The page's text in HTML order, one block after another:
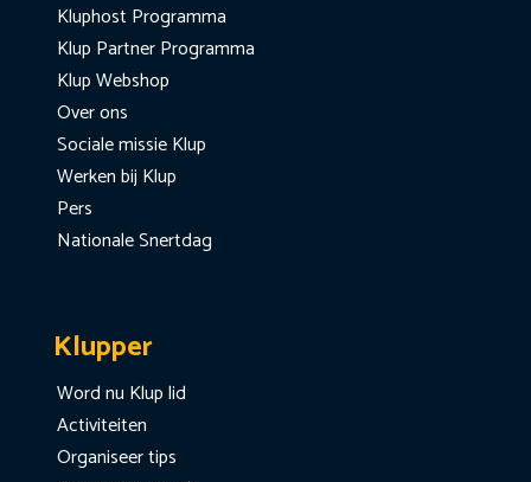
Kluphost Programma
Klup Partner Programma
Klup Webshop
Over ons
Sociale missie Klup
Werken bij Klup
Pers
Nationale Snertdag
Klupper
Word nu Klup lid
Activiteiten
Organiseer tips